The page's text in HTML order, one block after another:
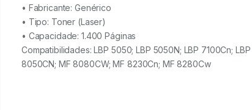
• Fabricante:Genérico
• Tipo: Toner (Laser)
• Capacidade:1.400 Páginas
Compatibilidades: LBP 5050; LBP 5050N; LBP 7100Cn;
8050CN; MF 8080CW; MF 8230Cn; MF 8280Cw